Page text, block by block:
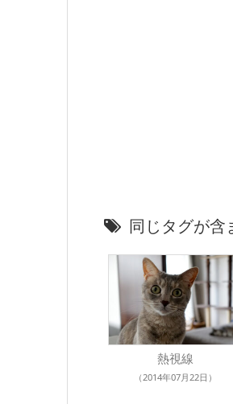
同じタグが含
熱視線
（2014年07月22日）